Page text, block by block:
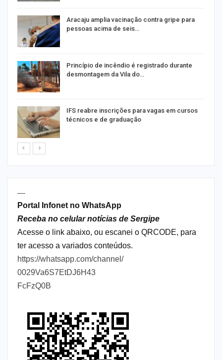
Aracaju amplia vacinação contra gripe para
pessoas acima de seis…
Princípio de incêndio é registrado durante
desmontagem da Vila do…
IFS reabre inscrições para vagas em cursos
técnicos e de graduação
----
Portal Infonet no WhatsApp
Receba no celular notícias de Sergipe
Acesse o link abaixo, ou escanei o QRCODE, para
ter acesso a variados conteúdos.
https://whatsapp.com/channel/
0029Va6S7EtDJ6H43
FcFzQ0B